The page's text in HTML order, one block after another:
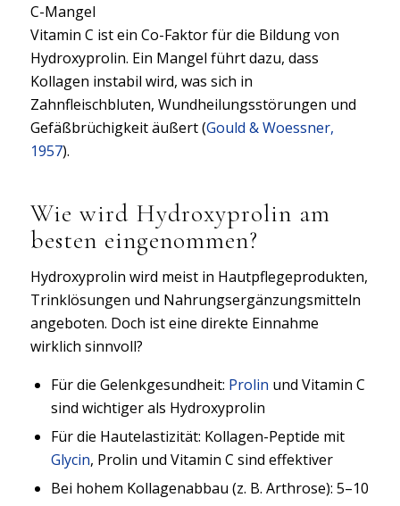
C-Mangel
Vitamin C ist ein Co-Faktor für die Bildung von
Hydroxyprolin. Ein Mangel führt dazu, dass
Kollagen instabil wird, was sich in
Zahnfleischbluten, Wundheilungsstörungen und
Gefäßbrüchigkeit äußert (Gould & Woessner,
1957).
Wie wird Hydroxyprolin am
besten eingenommen?
Hydroxyprolin wird meist in Hautpflegeprodukten,
Trinklösungen und Nahrungsergänzungsmitteln
angeboten. Doch ist eine direkte Einnahme
wirklich sinnvoll?
Für die Gelenkgesundheit: Prolin und Vitamin C
sind wichtiger als Hydroxyprolin
Für die Hautelastizität: Kollagen-Peptide mit
Glycin, Prolin und Vitamin C sind effektiver
Bei hohem Kollagenabbau (z. B. Arthrose): 5–10